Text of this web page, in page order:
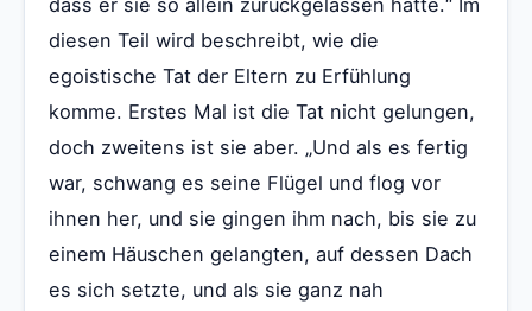
diesen Teil wird beschreibt, wie die
egoistische Tat der Eltern zu Erfühlung
komme. Erstes Mal ist die Tat nicht gelungen,
doch zweitens ist sie aber. „Und als es fertig
war, schwang es seine Flügel und flog vor
ihnen her, und sie gingen ihm nach, bis sie zu
einem Häuschen gelangten, auf dessen Dach
es sich setzte, und als sie ganz nah